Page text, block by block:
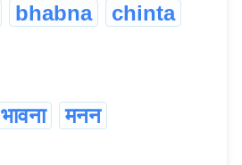
bhabna
chinta
भावना मनन